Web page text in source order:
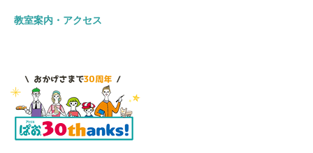
教室案内・アクセス